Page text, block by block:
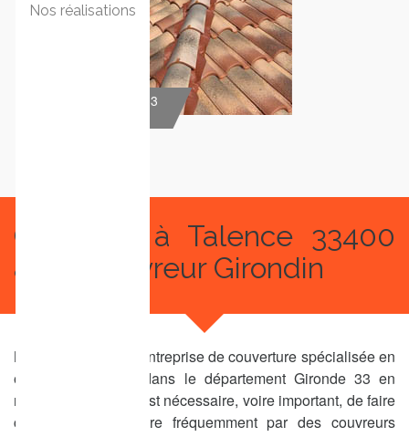
Nos réalisations
Pose de velux 33
Couvreur à Talence 33400
avec Couvreur Girondin
Nous sommes une entreprise de couverture spécialisée en
œuvre à Talence, dans le département Gironde 33 en
région Aquitaine. Il est nécessaire, voire important, de faire
contrôler votre toiture fréquemment par des couvreurs